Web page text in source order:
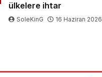
ülkelere ihtar
SoleKinG 16 Haziran 2026